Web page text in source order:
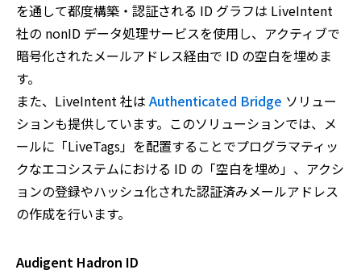
を通して都度構築・認証される ID グラフは LiveIntent
社の nonID データ処理サービスを使用し、アクティブで
暗号化されたメールアドレス経由で ID の空白を埋めま
す。
また、LiveIntent 社は Authenticated Bridge ソリュー
ションも提供しています。このソリューションでは、メ
ールに「LiveTags」を配置することでプログラマティッ
クなエコシステムにおける ID の「空白を埋め」、アクシ
ョンの登録やハッシュ化された認証済みメールアドレス
の作成を行います。
Audigent Hadron ID